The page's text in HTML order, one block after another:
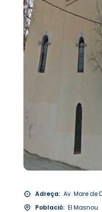
Adreça: Av. Mare de
Població: El Masnou